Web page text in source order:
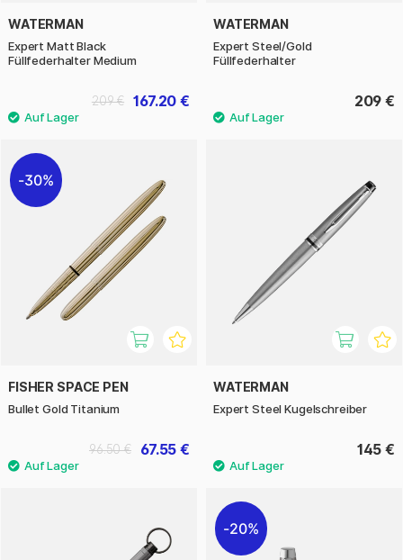
WATERMAN
Expert Matt Black
Füllfederhalter Medium
167.20 €
209 €
WATERMAN
Expert Steel/Gold
Füllfederhalter
209 €
30%
FISHER SPACE PEN
Bullet Gold Titanium
67.55 €
96.50 €
WATERMAN
Expert Steel Kugelschreiber
145 €
20%